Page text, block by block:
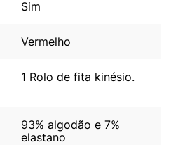
Sim
Vermelho
1 Rolo de fita kinésio.
93% algodão e 7%
elastano